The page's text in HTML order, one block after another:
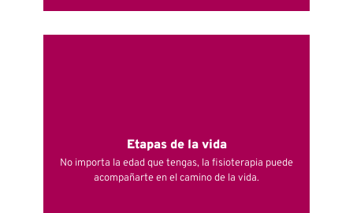
Etapas de la vida
No importa la edad que tengas, la fisioterapia puede
acompañarte en el camino de la vida.